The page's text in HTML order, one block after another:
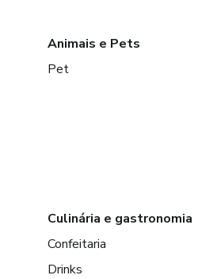
Animais e Pets
Pet
Culinária e gastronomia
Confeitaria
Drinks